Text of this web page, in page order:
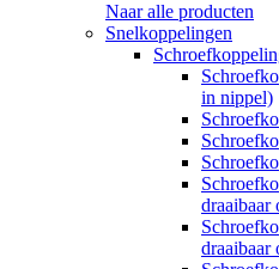
Naar alle producten
Snelkoppelingen
in nippel)
draaibaar
draaibaar